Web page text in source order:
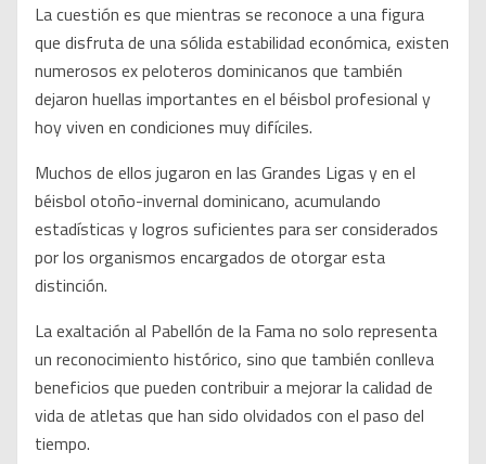
La cuestión es que mientras se reconoce a una figura
que disfruta de una sólida estabilidad económica, existen
numerosos ex peloteros dominicanos que también
dejaron huellas importantes en el béisbol profesional y
hoy viven en condiciones muy difíciles.
Muchos de ellos jugaron en las Grandes Ligas y en el
béisbol otoño-invernal dominicano, acumulando
estadísticas y logros suficientes para ser considerados
por los organismos encargados de otorgar esta
distinción.
La exaltación al Pabellón de la Fama no solo representa
un reconocimiento histórico, sino que también conlleva
beneficios que pueden contribuir a mejorar la calidad de
vida de atletas que han sido olvidados con el paso del
tiempo.